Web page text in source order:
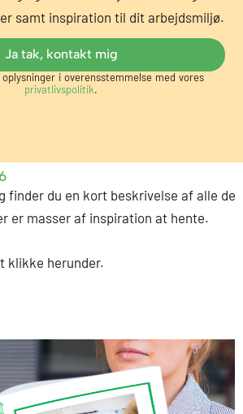
samt inspiration til dit arbejdsmiljø.
Ja tak, kontakt mig
i overensstemmelse med vores
privatlivspolitik.
finder du en kort beskrivelse af alle de
er masser af inspiration at hente.
klikke herunder.